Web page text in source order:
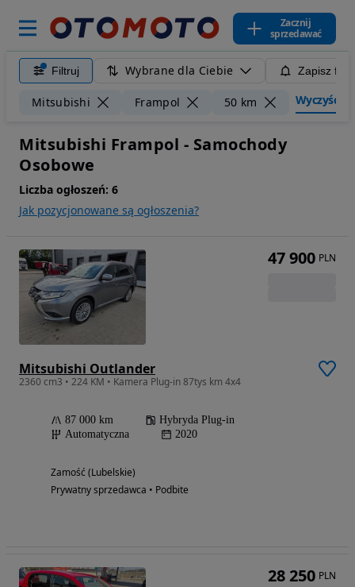
Zacznij
sprzedawać
Filtruj Wybrane dla Ciebie Zapisz
Mitsubishi Frampol 50 km Wyczyść
Mitsubishi Frampol - Samochody
Osobowe
Liczba ogłoszeń: 6
Jak pozycjonowane są ogłoszenia?
Mitsubishi Outlander
2360 cm3 • 224 KM • Kamera Plug-in 87tys km 4x4
87 000 km
Hybryda Plug-in
Automatyczna
2020
Zamość (Lubelskie)
Prywatny sprzedawca • Podbite
47 900 PLN
28 250 PLN